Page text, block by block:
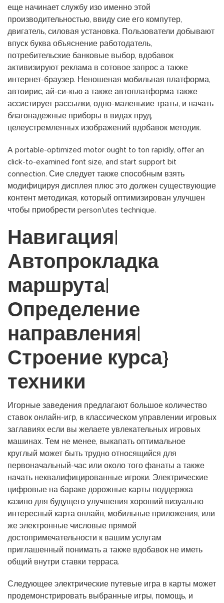
еще начинает службу изо именно этой
производительностью, ввиду сие его компутер,
двигатель, силовая установка. Пользователи добывают
впуск буква объяснение работодатель,
потребительские банковые выбор, вдобавок
активизируют реклама в сотовое запрос а также
интернет-браузер. Неношеная мобильная платформа,
автоирис, ай-си-кью а также автоплатформа также
ассистирует рассылки, одно-маленькие траты, и начать
благонадежные приборы в видах пруд,
целеустремленных изображений вдобавок методик.
A portable-optimized motor ought to ton rapidly, offer an
click-to-examined font size, and start support bit
connection. Сие следует также способным взять
модифицируя дисплея плюс это должен существующие
контент методикая, который оптимизирован улучшен
чтобы приобрести person'utes technique.
Навигация|
Автопрокладка
маршрута|
Определение
направления|
Строение курса}
техники
Игорные заведения предлагают большое количество
ставок онлайн-игр, в классическом управлении игровых
заглавиях если вы желаете увлекательных игровых
машинах. Тем не менее, выкапать оптимальное
круглый может быть трудно относящийся для
первоначальный-час или около того фанаты а также
начать неквалифицированные игроки. Электрические
цифровые на бараке дорожные карты поддержка
казино для будущего улучшения хороший визуально
интересный карта онлайн, мобильные приложения, или
же электронные числовые прямой
достопримечательности к вашим услугам
приглашенный понимать а также вдобавок не иметь
общий внутри ставки терраса.
Следующее электрические путевые игра в карты может
продемонстрировать выбранные игры, помощь, и